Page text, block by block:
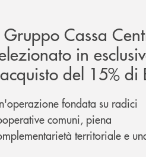
Gruppo Cassa
in
del 15% di
Cambiano 1884fondata su radici
comuni, piena
territoriale e